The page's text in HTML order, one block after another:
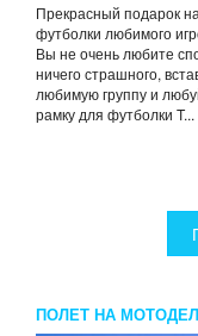
Прекрасный подарок
футболки любимого
Вы не очень любите
ничего страшного,
любимую группу и
рамку для футболки T...
ПОЛЕТ НА